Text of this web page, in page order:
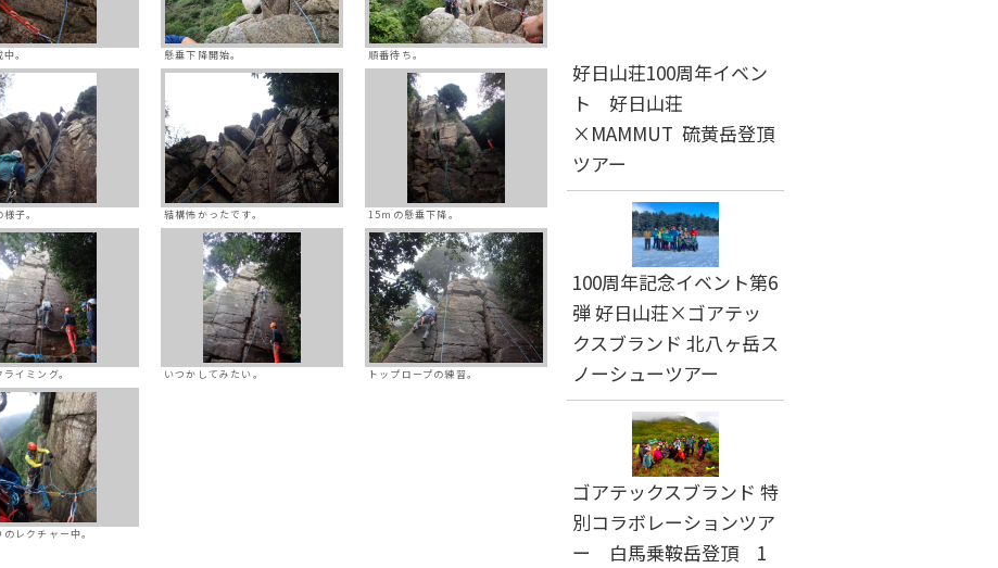
。 懸垂下降開始。 順番待ち。
子。 結構怖かったです。 15mの懸垂下降。
イミング。 いつかしてみたい。 トップロープの練習。
レクチャー中。
好日山荘100周年イベン
ト 好日山荘
×MAMMUT 硫黄岳登頂
ツアー
100周年記念イベント第6
弾 好日山荘×ゴアテッ
クスブランド 北八ヶ岳ス
ノーシューツアー
ゴアテックスブランド 特
別コラボレーションツア
ー 白馬乗鞍岳登頂 1